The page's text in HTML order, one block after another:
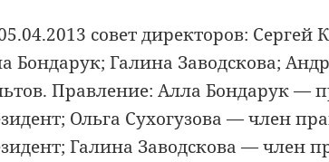
совет директоров: Сергей
Бондарук; Галина Заводскова;
Правление: Алла Бондарук —
Ольга Сухогузова — член
Галина Заводскова — член